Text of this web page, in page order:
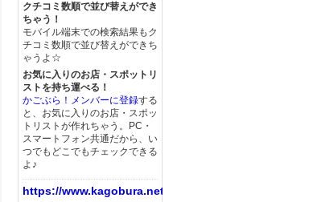
クチコミ数順で並び替えができ
ちゃう！
モバイル端末での検索結果もク
チコミ数順で並び替えができち
ゃうよ☆
お気に入りのお店・スポットリ
ストを持ち運べる！
かごぶら！メンバーに登録する
と、お気に入りのお店・スポッ
トリストが作れちゃう。PC・
スマートフォン共通だから、い
つでもどこでもチェックできる
よ♪
https://www.kagobura.net/